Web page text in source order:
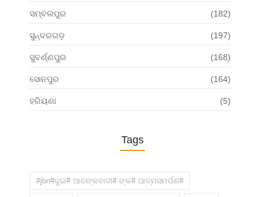
ସମ୍ବଲପୁର (182)
ସୁନ୍ଦରଗଡ଼ (197)
ସୁବର୍ଣ୍ଣପୁର (168)
ସୋନପୁର (164)
ହରିୟଣା (5)
Tags
#jbn#ଦୁଇ# ଆତଙ୍କବାଦୀ# ଙ୍କ# ଆତ୍ମସମର୍ପଣ#